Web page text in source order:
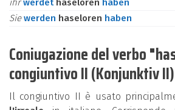
ihrwerdet haseloren haben
Siewerden haseloren haben
Coniugazione del verbo
congiuntivo II (Konjunktiv
Il congiuntivo II è usato